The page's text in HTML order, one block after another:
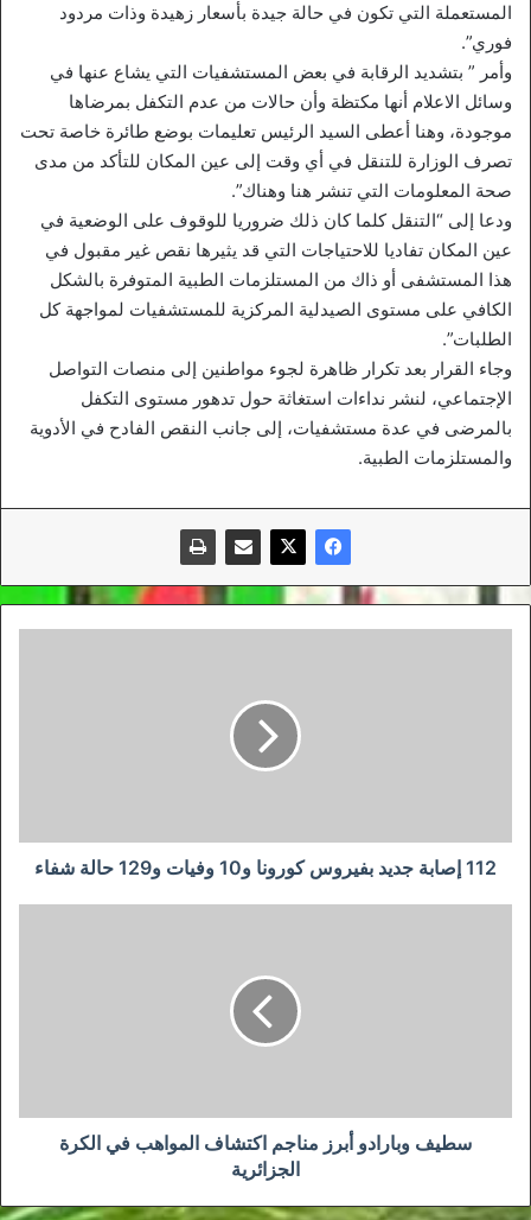
المستعملة التي تكون في حالة جيدة بأسعار زهيدة وذات مردود
فوري”.
وأمر ” بتشديد الرقابة في بعض المستشفيات التي يشاع عنها في
وسائل الاعلام أنها مكتظة وأن حالات من عدم التكفل بمرضاها
موجودة، وهنا أعطى السيد الرئيس تعليمات بوضع طائرة خاصة تحت
تصرف الوزارة للتنقل في أي وقت إلى عين المكان للتأكد من مدى
صحة المعلومات التي تنشر هنا وهناك”.
ودعا إلى “التنقل كلما كان ذلك ضروريا للوقوف على الوضعية في
عين المكان تفاديا للاحتياجات التي قد يثيرها نقص غير مقبول في
هذا المستشفى أو ذاك من المستلزمات الطبية المتوفرة بالشكل
الكافي على مستوى الصيدلية المركزية للمستشفيات لمواجهة كل
الطلبات”.
وجاء القرار بعد تكرار ظاهرة لجوء مواطنين إلى منصات التواصل
الإجتماعي، لنشر نداءات استغاثة حول تدهور مستوى التكفل
بالمرضى في عدة مستشفيات، إلى جانب النقص الفادح في الأدوية
والمستلزمات الطبية.
حالة
شفاء
112 إصابة جديد بفيروس كورونا و10 وفيات و129 حالة شفاء
الجزائرية
سطيف وبارادو أبرز مناجم اكتشاف المواهب في الكرة
الجزائرية